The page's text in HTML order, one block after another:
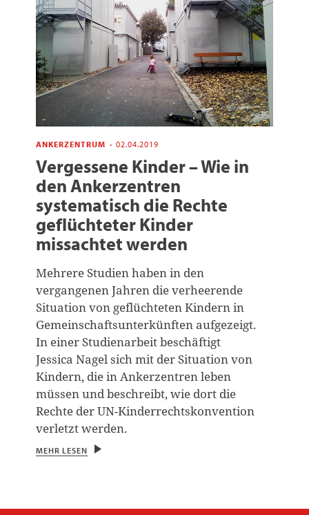
ANKERZENTRUM · 02.04.2019
Vergessene Kinder – Wie in
den Ankerzentren
systematisch die Rechte
geflüchteter Kinder
missachtet werden
Mehrere Studien haben in den
vergangenen Jahren die verheerende
Situation von geflüchteten Kindern in
Gemeinschaftsunterkünften aufgezeigt.
In einer Studienarbeit beschäftigt
Jessica Nagel sich mit der Situation von
Kindern, die in Ankerzentren leben
müssen und beschreibt, wie dort die
Rechte der UN-Kinderrechtskonvention
verletzt werden.
MEHR LESEN